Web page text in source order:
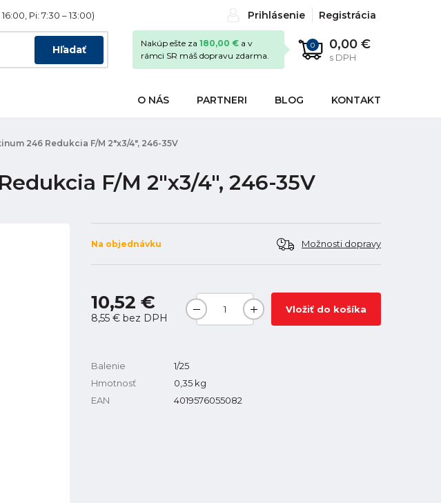
Pi: 7:30 – 13:00) Prihlásenie Registrácia
Hľadať 0 0,00 €
s DPH
Nakúp ešte za 180,00 € a v
rámci SR máš dopravu zdarma.
O NÁS PARTNERI BLOG KONTAKT
246 Redukcia F/M 2"x3/4", 246-35V
F/M 2"x3/4", 246-35V
Na objednávku Možnosti dopravy
10,52 €
8,55 € bez DPH
Vložiť do košíka
Balenie
1/25
Hmotnosť
0,35 kg
EAN
4019576055082